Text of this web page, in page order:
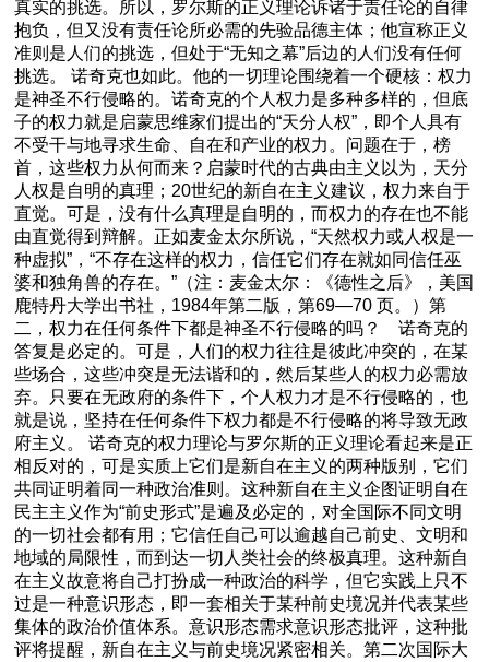
真实的挑选。所以，罗尔斯的正义理论诉诸于责任论的自律
抱负，但又没有责任论所必需的先验品德主体；他宣称正义
准则是人们的挑选，但处于“无知之幕”后边的人们没有任何
挑选。 诺奇克也如此。他的一切理论围绕着一个硬核：权力
是神圣不行侵略的。诺奇克的个人权力是多种多样的，但底
子的权力就是启蒙思维家们提出的“天分人权”，即个人具有
不受干与地寻求生命、自在和产业的权力。问题在于，榜
首，这些权力从何而来？启蒙时代的古典由主义以为，天分
人权是自明的真理；20世纪的新自在主义建议，权力来自于
直觉。可是，没有什么真理是自明的，而权力的存在也不能
由直觉得到辩解。正如麦金太尔所说，“天然权力或人权是一
种虚拟”，“不存在这样的权力，信任它们存在就如同信任巫
婆和独角兽的存在。”（注：麦金太尔：《德性之后》，美国
鹿特丹大学出书社，1984年第二版，第69—70 页。）第
二，权力在任何条件下都是神圣不行侵略的吗？ 诺奇克的
答复是必定的。可是，人们的权力往往是彼此冲突的，在某
些场合，这些冲突是无法谐和的，然后某些人的权力必需放
弃。只要在无政府的条件下，个人权力才是不行侵略的，也
就是说，坚持在任何条件下权力都是不行侵略的将导致无政
府主义。 诺奇克的权力理论与罗尔斯的正义理论看起来是正
相反对的，可是实质上它们是新自在主义的两种版别，它们
共同证明着同一种政治准则。这种新自在主义企图证明自在
民主主义作为“前史形式”是遍及必定的，对全国际不同文明
的一切社会都有用；它信任自己可以逾越自己前史、文明和
地域的局限性，而到达一切人类社会的终极真理。这种新自
在主义故意将自己打扮成一种政治的科学，但它实践上只不
过是一种意识形态，即一套相关于某种前史境况并代表某些
集体的政治价值体系。意识形态需求意识形态批评，这种批
评将提醒，新自在主义与前史境况紧密相关。第二次国际大